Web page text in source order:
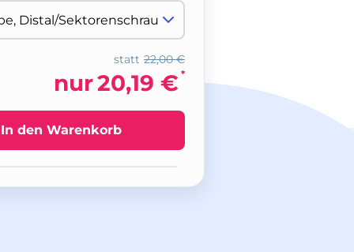
22,00 €
statt
nur20,19 € *
In den Warenkorb